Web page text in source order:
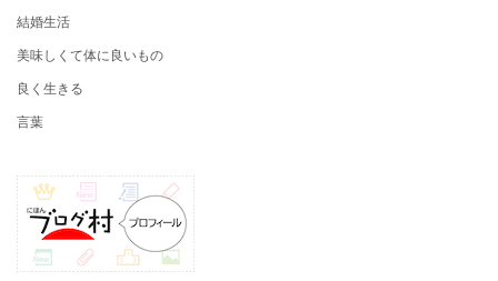
結婚生活
美味しくて体に良いもの
良く生きる
言葉